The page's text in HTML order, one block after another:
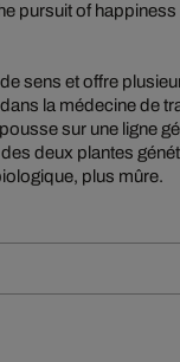
pursuit of happiness
sens et offre
la médecine de
sur une ligne
deux plantes
plus mûre.